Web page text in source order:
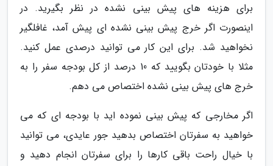
برای هزینه های پیش بینی نشده در نظر بگیرید. در
اینصورت اگر خرج پیش بینی نشده ای پیش آمد، غافلگیر
نخواهید شد. برای این کار می توانید درصدی عمل کنید.
مثلا با خودتان بگویید که 10 درصد از کل بودجه سفر را به
خرج های پیش بینی نشده اختصاص می دهم.
اگر مخارجی که پیش بینی نموده اید با بودجه ای که می
خواهید به سفرتان اختصاص بدهید جور عایدی، می توانید
با خیال راحت باقی کارها را برای سفرتان انجام دهید و